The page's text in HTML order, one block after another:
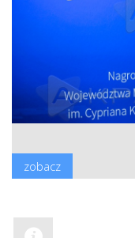
zobacz